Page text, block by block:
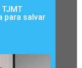
para salvar